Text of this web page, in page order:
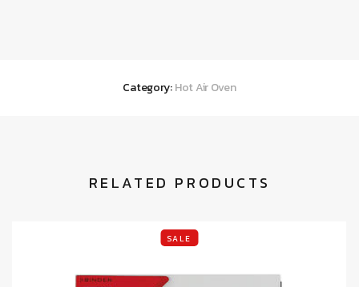
Category:Hot Air Oven
RELATED PRODUCTS
SALE